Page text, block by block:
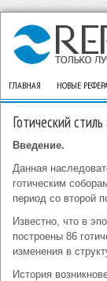
ГЛАВНАЯ НОВЫЕ
Готический
Введение.
Данная
готическим
период со второй
Известно, что в
построены 86
изменения в
История